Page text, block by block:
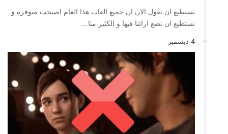
نستطيع ان نقول الان ان جميع العاب هذا العام اصبحت متوفرة و
نستطيع ان نضع ارائنا فيها و الكثير منا…
4 ديسمبر